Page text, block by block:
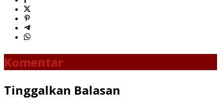
Komentar
Tinggalkan Balasan